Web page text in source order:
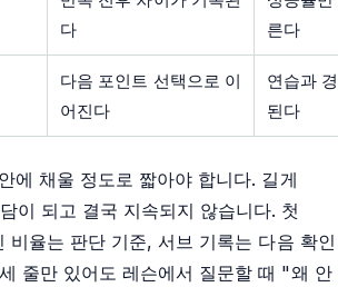
다
른다
다음 포인트 선택으로 이
어진다
연습과
된다
에 채울 정도로 짧아야 합니다. 길게
이 되고 결국 지속되지 않습니다. 첫
비율는 판단 기준, 서브 기록는 다음 확인
줄만 있어도 레슨에서 질문할 때 "왜 안